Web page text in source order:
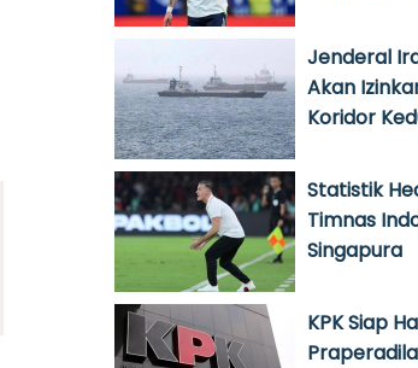
Jenderal
Akan
Koridor
Statistik
Timnas
Singapura
KPK Siap